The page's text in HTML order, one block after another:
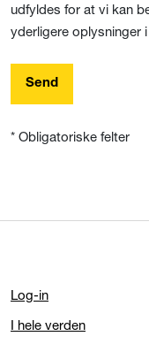
udfyldes for at vi kan
yderligere oplysninger
Send
* Obligatoriske felter
Log-in
I hele verden